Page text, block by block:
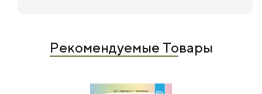
Рекомендуемые Товары